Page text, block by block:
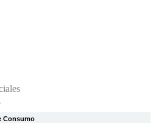
Consumo